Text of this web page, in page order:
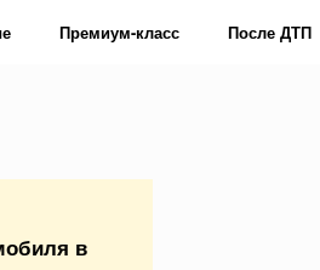
Премиум-класс После ДТП
в